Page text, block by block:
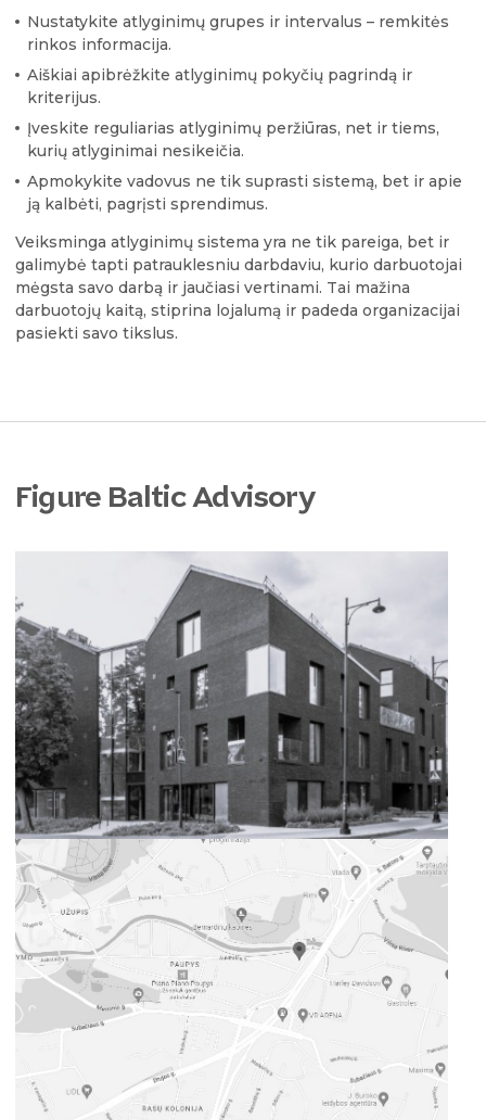
Nustatykite atlyginimų grupes ir intervalus – remkitės
rinkos informacija.
Aiškiai apibrėžkite atlyginimų pokyčių pagrindą ir
kriterijus.
Įveskite reguliarias atlyginimų peržiūras, net ir tiems,
kurių atlyginimai nesikeičia.
Apmokykite vadovus ne tik suprasti sistemą, bet ir apie
ją kalbėti, pagrįsti sprendimus.
Veiksminga atlyginimų sistema yra ne tik pareiga, bet ir
galimybė tapti patrauklesniu darbdaviu, kurio darbuotojai
mėgsta savo darbą ir jaučiasi vertinami. Tai mažina
darbuotojų kaitą, stiprina lojalumą ir padeda organizacijai
pasiekti savo tikslus.
Figure Baltic Advisory